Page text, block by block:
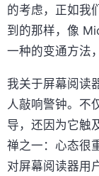
的考虑，正如我
到的那样，像
一种的变通方法
我关于屏幕阅读
人敲响警钟。不
导，还因为它触
禅之一：心态很
对屏幕阅读器用